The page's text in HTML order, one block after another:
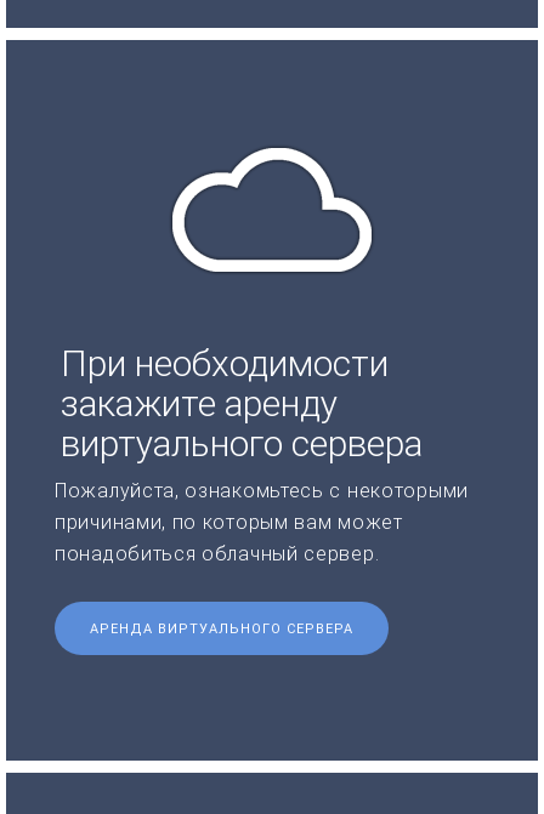
При необходимости
закажите аренду
виртуального сервера
Пожалуйста, ознакомьтесь с некоторыми
причинами, по которым вам может
понадобиться облачный сервер.
АРЕНДА ВИРТУАЛЬНОГО СЕРВЕРА